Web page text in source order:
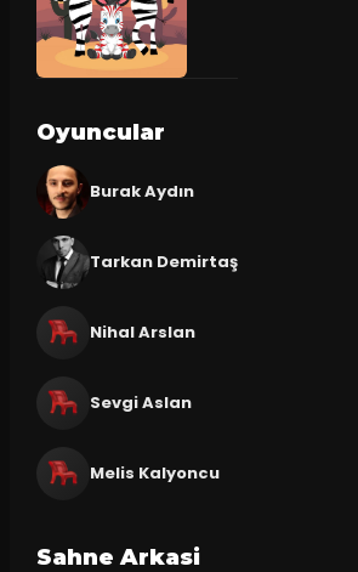
Oyuncular
Burak Aydın
Tarkan Demirtaş
Nihal Arslan
Sevgi Aslan
Melis Kalyoncu
Sahne Arkasi